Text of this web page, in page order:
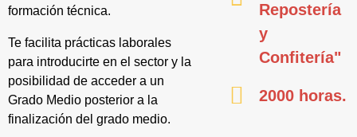
formación técnica.
Te facilita prácticas laborales
para introducirte en el sector y la
posibilidad de acceder a un
Grado Medio posterior a la
finalización del grado medio.
Repostería
y
Confitería"
2000 horas.